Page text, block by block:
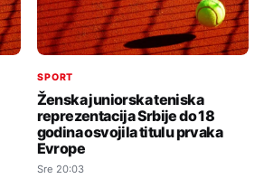
SPORT
Ženska juniorska teniska
reprezentacija Srbije do 18
godina osvojila titulu prvaka
Evrope
Sre 20:03